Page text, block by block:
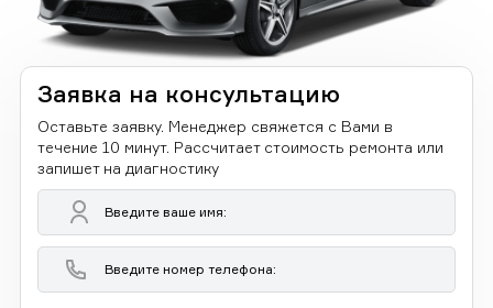
Заявка на консультацию
Оставьте заявку. Менеджер свяжется с Вами в
течение 10 минут. Рассчитает стоимость ремонта или
запишет на диагностику